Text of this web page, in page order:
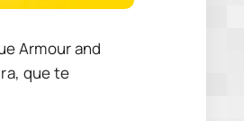
Armour and
que te